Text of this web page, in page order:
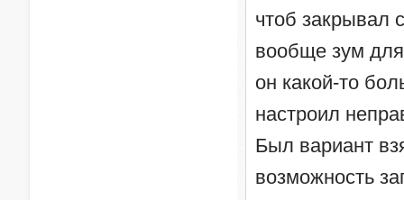
чтоб закрывал
вообще зум
он какой-то
настроил
Был вариант
возможность